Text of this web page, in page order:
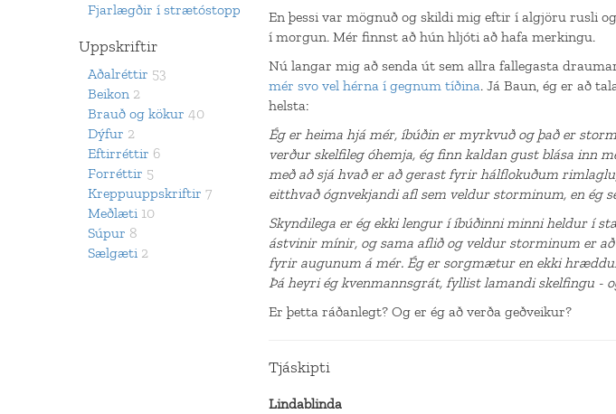
Fjarlægðir í strætóstopp
Uppskriftir
Aðalréttir 53
Beikon 2
Brauð og kökur 40
Dýfur 2
Eftirréttir 6
Forréttir 5
Kreppuuppskriftir 7
Meðlæti 10
Súpur 8
Sælgæti 2
En þessi var mögnuð og skildi mig eftir í algjöru rusli
í morgun. Mér finnst að hún hljóti að hafa merkingu.
Nú langar mig að senda út sem allra fallegasta
mér svo vel hérna í gegnum tíðina. Já Baun, ég er að
helsta:
Ég er heima hjá mér, íbúðin er myrkvuð og það er
verður skelfileg óhemja, ég finn kaldan gust blása inn
með að sjá hvað er að gerast fyrir hálflokuðum
eitthvað ógnvekjandi afl sem veldur storminum, en ég
Skyndilega er ég ekki lengur í íbúðinni minni heldur í
ástvinir mínir, og sama aflið og veldur storminum er
fyrir augunum á mér. Ég er sorgmætur en ekki
Þá heyri ég kvenmannsgrát, fyllist lamandi skelfingu -
Er þetta ráðanlegt? Og er ég að verða geðveikur?
Tjáskipti
Lindablinda